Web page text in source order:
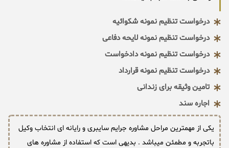
درخواست تنظیم نمونه شکوائیه
درخواست تنظیم نمونه لایحه دفاعی
درخواست تنظیم نمونه دادخواست
درخواست تنظیم نمونه قرارداد
تامین وثیقه برای زندانی
اجاره سند
یکی از مهمترین مراحل مشاوره جرایم سایبری و رایانه ای انتخاب وکیل
باتجربه و مطمئن میباشد . بدیهی است که استفاده از مشاوره های